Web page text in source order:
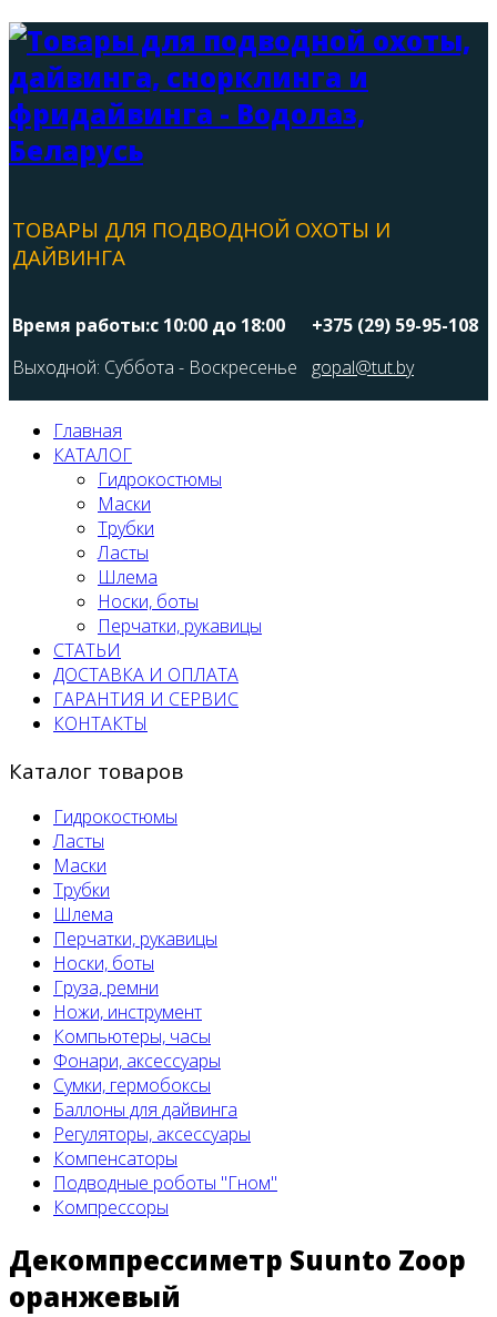
ТОВАРЫ ДЛЯ ПОДВОДНОЙ ОХОТЫ И
ДАЙВИНГА
Время работы:с 10:00 до 18:00
Выходной: Суббота - Воскресенье
+375 (29) 59-95-108
gopal@tut.by
Главная
КАТАЛОГ
Гидрокостюмы
Маски
Трубки
Ласты
Шлема
Носки, боты
Перчатки, рукавицы
СТАТЬИ
ДОСТАВКА И ОПЛАТА
ГАРАНТИЯ И СЕРВИС
КОНТАКТЫ
Каталог товаров
Гидрокостюмы
Ласты
Маски
Трубки
Шлема
Перчатки, рукавицы
Носки, боты
Груза, ремни
Ножи, инструмент
Компьютеры, часы
Фонари, аксессуары
Сумки, гермобоксы
Баллоны для дайвинга
Регуляторы, аксессуары
Компенсаторы
Подводные роботы "Гном"
Компрессоры
Декомпрессиметр Suunto Zoop
оранжевый